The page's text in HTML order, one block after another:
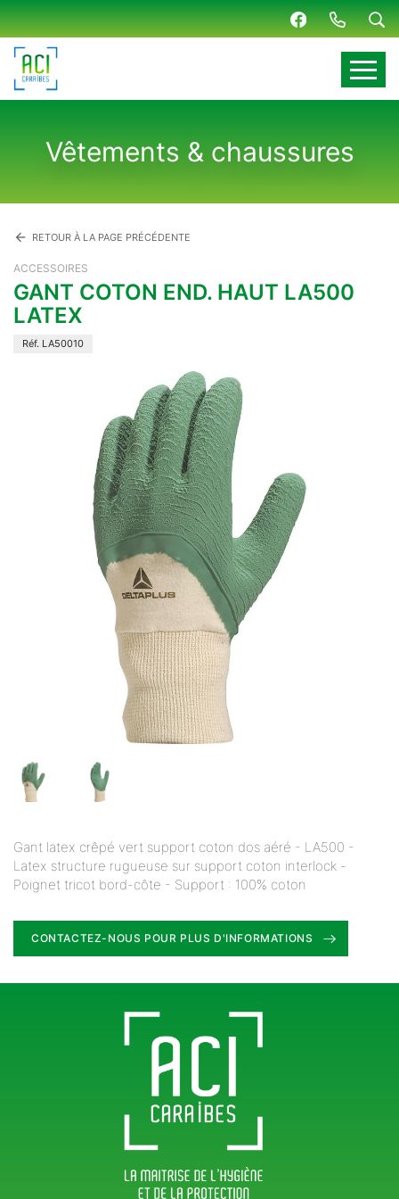
Vêtements & chaussures
arrow_back RETOUR À LA PAGE PRÉCÉDENTE
ACCESSOIRES
GANT COTON END. HAUT LA500
LATEX
Réf. LA50010
Gant latex crêpé vert support coton dos aéré - LA500 -
Latex structure rugueuse sur support coton interlock -
Poignet tricot bord-côte - Support : 100% coton
CONTACTEZ-NOUS POUR PLUS D'INFORMATIONS
Panneau de gestion des cookies